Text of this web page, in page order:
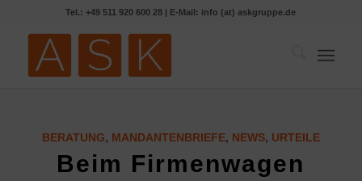
Tel.: +49 511 920 600 28 | E-Mail: info (at) askgruppe.de
BERATUNG, MANDANTENBRIEFE, NEWS, URTEILE
Beim Firmenwagen